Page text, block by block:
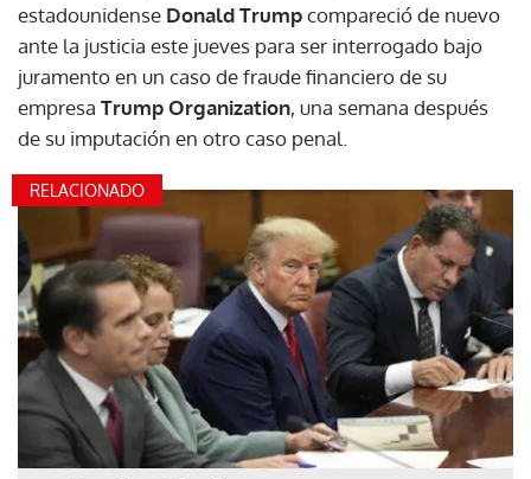
estadounidense Donald Trumpcompareció de nuevo
ante la justicia este jueves para ser interrogado bajo
juramento en un caso de fraude financiero de su
empresa Trump Organization, una semana después
de su imputación en otro caso penal.
RELACIONADO